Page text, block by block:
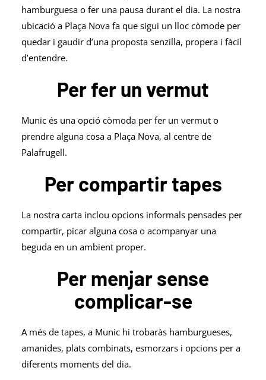
hamburguesa o fer una pausa durant el dia. La nostra
ubicació a Plaça Nova fa que sigui un lloc còmode per
quedar i gaudir d’una proposta senzilla, propera i fàcil
d’entendre.
Per fer un vermut
Munic és una opció còmoda per fer un vermut o
prendre alguna cosa a Plaça Nova, al centre de
Palafrugell.
Per compartir tapes
La nostra carta inclou opcions informals pensades per
compartir, picar alguna cosa o acompanyar una
beguda en un ambient proper.
Per menjar sense
complicar-se
A més de tapes, a Munic hi trobaràs hamburgueses,
amanides, plats combinats, esmorzars i opcions per a
diferents moments del dia.